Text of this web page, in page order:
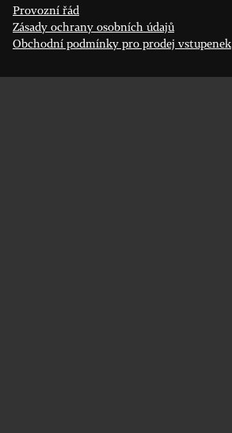
Provozní řád
Zásady ochrany osobních údajů
Obchodní podmínky pro prodej vstupenek